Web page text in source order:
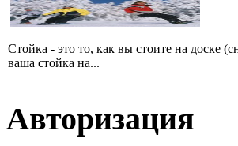
Стойка - это то, как вы стоите на доске
ваша стойка на...
Авторизация